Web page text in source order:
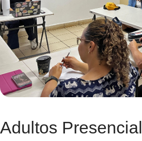
Adultos Presencial